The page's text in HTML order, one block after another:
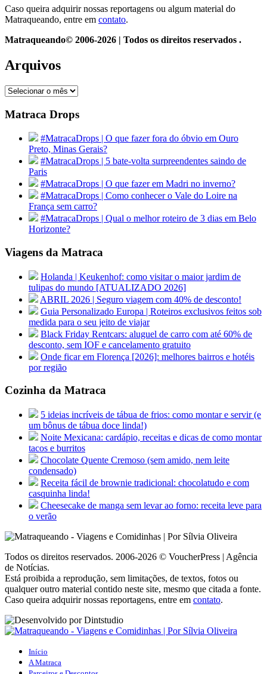
Caso queira adquirir nossas reportagens ou algum material do
Matraqueando, entre em contato.
Matraqueando© 2006-2026 | Todos os direitos reservados .
Arquivos
Arquivos
Matraca Drops
#MatracaDrops | O que fazer fora do óbvio em Ouro
Preto, Minas Gerais?
#MatracaDrops | 5 bate-volta surpreendentes saindo de
Paris
#MatracaDrops | O que fazer em Madri no inverno?
#MatracaDrops | Como conhecer o Vale do Loire na
França sem carro?
#MatracaDrops | Qual o melhor roteiro de 3 dias em Belo
Horizonte?
Viagens da Matraca
Holanda | Keukenhof: como visitar o maior jardim de
tulipas do mundo [ATUALIZADO 2026]
ABRIL 2026 | Seguro viagem com 40% de desconto!
Guia Personalizado Europa | Roteiros exclusivos feitos sob
medida para o seu jeito de viajar
Black Friday Rentcars: aluguel de carro com até 60% de
desconto, sem IOF e cancelamento gratuito
Onde ficar em Florença [2026]: melhores bairros e hotéis
por região
Cozinha da Matraca
5 ideias incríveis de tábua de frios: como montar e servir (e
um bônus de tábua doce linda!)
Noite Mexicana: cardápio, receitas e dicas de como montar
tacos e burritos
Chocolate Quente Cremoso (sem amido, nem leite
condensado)
Receita fácil de brownie tradicional: chocolatudo e com
casquinha linda!
Cheesecake de manga sem levar ao forno: receita leve para
o verão
Todos os direitos reservados. 2006-2026 © VoucherPress | Agência
de Notícias.
Está proibida a reprodução, sem limitações, de textos, fotos ou
qualquer outro material contido neste site, mesmo que citada a fonte.
Caso queira adquirir nossas reportagens, entre em contato.
Início
A Matraca